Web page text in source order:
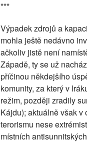
***
Výpadek zdrojů a
mohla ještě nedávno
ačkoliv jistě není
Západě, ty se už
příčinou někdejšího
komunity, za který v
režim, později zradily
Kájdu); aktuálně však
terorismu nese
místních